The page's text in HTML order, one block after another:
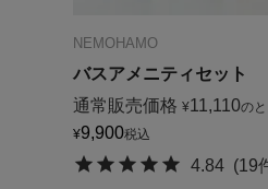
NEMOHAMO
バスアメニティセット
通常販売価格 ¥11,110の
¥9,900税込
4.84 (19